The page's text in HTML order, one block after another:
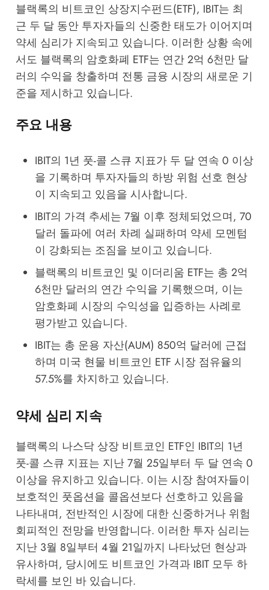
블랙록의 비트코인 상장지수펀드(ETF), IBIT는 최
근 두 달 동안 투자자들의 신중한 태도가 이어지며
약세 심리가 지속되고 있습니다. 이러한 상황 속에
서도 블랙록의 암호화폐 ETF는 연간 2억 6천만 달
러의 수익을 창출하며 전통 금융 시장의 새로운 기
준을 제시하고 있습니다.
주요 내용
IBIT의 1년 풋-콜 스큐 지표가 두 달 연속 0 이상
을 기록하며 투자자들의 하방 위험 선호 현상
이 지속되고 있음을 시사합니다.
IBIT의 가격 추세는 7월 이후 정체되었으며, 70
달러 돌파에 여러 차례 실패하며 약세 모멘텀
이 강화되는 조짐을 보이고 있습니다.
블랙록의 비트코인 및 이더리움 ETF는 총 2억
6천만 달러의 연간 수익을 기록했으며, 이는
암호화폐 시장의 수익성을 입증하는 사례로
평가받고 있습니다.
IBIT는 총 운용 자산(AUM) 850억 달러에 근접
하며 미국 현물 비트코인 ETF 시장 점유율의
57.5%를 차지하고 있습니다.
약세 심리 지속
블랙록의 나스닥 상장 비트코인 ETF인 IBIT의 1년
풋-콜 스큐 지표는 지난 7월 25일부터 두 달 연속 0
이상을 유지하고 있습니다. 이는 시장 참여자들이
보호적인 풋옵션을 콜옵션보다 선호하고 있음을
나타내며, 전반적인 시장에 대한 신중하거나 위험
회피적인 전망을 반영합니다. 이러한 투자 심리는
지난 3월 8일부터 4월 21일까지 나타났던 현상과
유사하며, 당시에도 비트코인 가격과 IBIT 모두 하
락세를 보인 바 있습니다.